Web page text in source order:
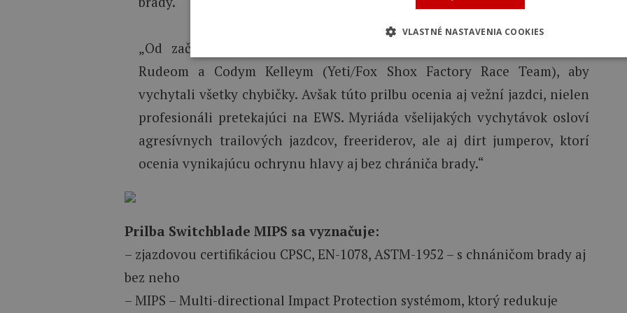
„Od začiatku sme spolupracovali so špičkovými jazdcami – Richiem
Rudeom a Codym Kelleym (Yeti/Fox Shox Factory Race Team), aby
vychytali všetky chybičky. Avšak túto prilbu ocenia aj vežní jazdci, nielen
profesionáli pretekajúci na EWS. Myriáda všelijakých vychytávok osloví
agresívnych trailových jazdcov, freeriderov, ale aj dirt jumperov, ktorí
ocenia vynikajúcu ochrynu hlavy aj bez chrániča brady.“
Prilba Switchblade MIPS sa vyznačuje:
– zjazdovou certifikáciou CPSC, EN-1078, ASTM-1952 – s chnáničom brady aj
bez neho
– MIPS – Multi-directional Impact Protection systémom, ktorý redukuje
VLASTNÉ NASTAVENIA COOKIES